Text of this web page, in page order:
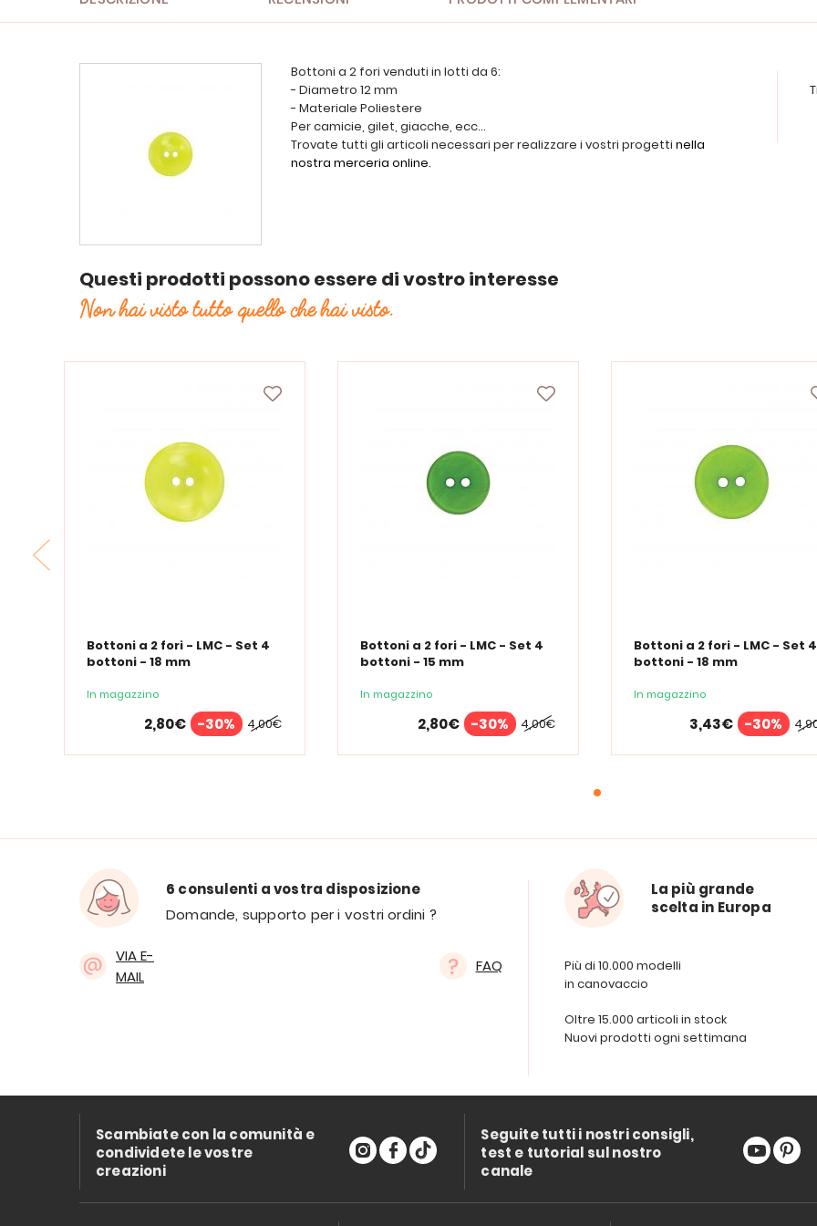
Bottoni a 2 fori venduti in lotti da 6:
- Diametro 12 mm
- Materiale Poliestere
Per camicie, gilet, giacche, ecc...
Trovate tutti gli articoli necessari per realizzare i vostri progetti nella
nostra merceria online.
Questi prodotti possono essere di vostro interesse
Non hai visto tutto quello che hai visto.
Bottoni a 2 fori - LMC - Set 4
bottoni - 18 mm
In magazzino
4,00€
2,80€ -30%
Bottoni a 2 fori - LMC - Set 4
bottoni - 15 mm
In magazzino
4,00€
2,80€ -30%
Bottoni a 2 fori - LMC - Set 4
bottoni - 18 mm
In magazzino
3,43€ -30%
6 consulenti a vostra disposizione
Domande, supporto per i vostri ordini ?
VIA E-
MAIL
FAQ
La più grande
scelta in Europa
Più di 10.000 modelli
in canovaccio
Oltre 15.000 articoli in stock
Nuovi prodotti ogni settimana
Scambiate con la comunità e
condividete le vostre
creazioni
Seguite tutti i nostri consigli,
test e tutorial sul nostro
canale